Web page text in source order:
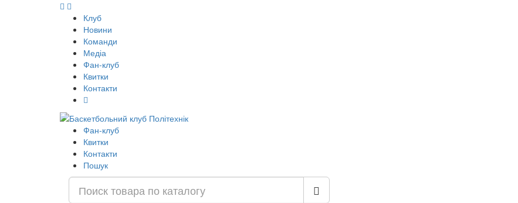
Клуб
Новини
Команди
Медіа
Фан-клуб
Квитки
Контакти
Фан-клуб
Квитки
Контакти
Пошук